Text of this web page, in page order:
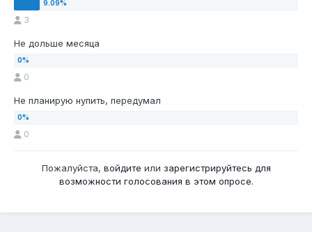
3
Не дольше месяца
0
Не планирую нупить, передумал
0
Пожалуйста, войдите или зарегистрируйтесь для
возможности голосования в этом опросе.